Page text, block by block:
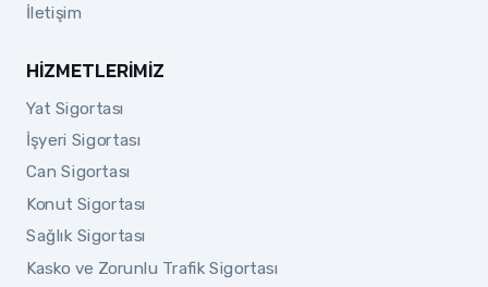
İletişim
HIZMETLERIMIZ
Yat Sigortası
İşyeri Sigortası
Can Sigortası
Konut Sigortası
Sağlık Sigortası
Kasko ve Zorunlu Trafik Sigortası